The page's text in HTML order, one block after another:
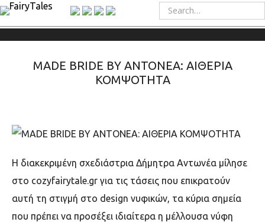
MADE BRIDE BY ANTONEA: ΑΙΘΕΡΙΑ
ΚΟΜΨΟΤΗΤΑ
Η διακεκριμένη σχεδιάστρια Δήμητρα Αντωνέα μίλησε
στο cozyfairytale.gr για τις τάσεις που επικρατούν
αυτή τη στιγμή στο design νυφικών, τα κύρια σημεία
που πρέπει να προσέξει ιδιαίτερα η μέλλουσα νύφη